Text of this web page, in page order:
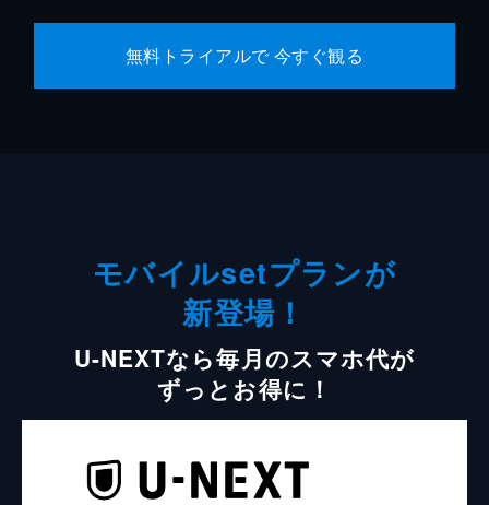
無料トライアルで 今すぐ観る
モバイルsetプランが
新登場！
U-NEXTなら毎月のスマホ代が
ずっとお得に！